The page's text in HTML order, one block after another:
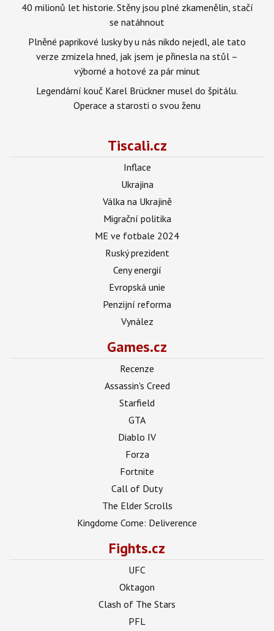
40 milionů let historie. Stěny jsou plné zkamenělin, stačí
se natáhnout
Plněné paprikové lusky by u nás nikdo nejedl, ale tato
verze zmizela hned, jak jsem je přinesla na stůl –
výborné a hotové za pár minut
Legendární kouč Karel Brückner musel do špitálu.
Operace a starosti o svou ženu
Tiscali.cz
Inflace
Ukrajina
Válka na Ukrajině
Migrační politika
ME ve fotbale 2024
Ruský prezident
Ceny energií
Evropská unie
Penzijní reforma
Vynález
Games.cz
Recenze
Assassin's Creed
Starfield
GTA
Diablo IV
Forza
Fortnite
Call of Duty
The Elder Scrolls
Kingdome Come: Deliverence
Fights.cz
UFC
Oktagon
Clash of The Stars
PFL